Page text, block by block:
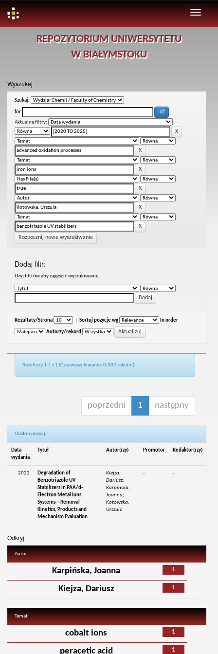
REPOZYTORIUM UNIWERSYTETU
W BIAŁYMSTOKU
Wyszukaj
Szukaj:
for
Aktualne filtry:
Rozpocznij nowe wyszukiwanie
Dodaj filtr:
Uzyj filtrów aby zagęścić wyszukiwanie.
Rezultaty/Strona Sortuj pozycje wg In order
Autorzy/rekord
Rezultaty 1-1 z 1 (Czas wyszukiwania: 0.002 sekund).
poprzedni 1 następny
Odsłon pozycji:
Data
wydania
Tytuł Autor(rzy) Promotor Redaktor(rzy)
2022
Degradation of
Benzotriazole UV
Stabilizers in PAA/d-
Electron Metal Ions
Systems—Removal
Kinetics, Products and
Mechanism Evaluation
Kiejza,
Dariusz;
Karpińska,
Joanna;
Kotowska,
Urszula
- -
Odkryj
Autor
1
Karpińska, Joanna
1
Kiejza, Dariusz
Temat
1
cobalt ions
1
peracetic acid